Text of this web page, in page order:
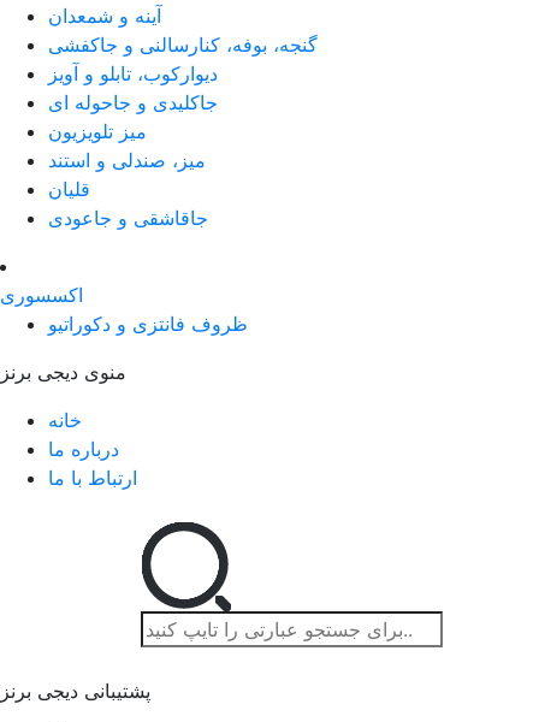
آینه و شمعدان
گنجه، بوفه، کنارسالنی و جاکفشی
دیوارکوب، تابلو و آویز
جاکلیدی و جاحوله ای
میز تلویزیون
میز، صندلی و استند
قلیان
جاقاشقی و جاعودی
اکسسوری
ظروف فانتزی و دکوراتیو
منوی دیجی برنز
خانه
درباره ما
ارتباط با ما
پشتیبانی دیجی برنز